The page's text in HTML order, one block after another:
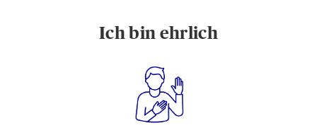
Ich bin ehrlich